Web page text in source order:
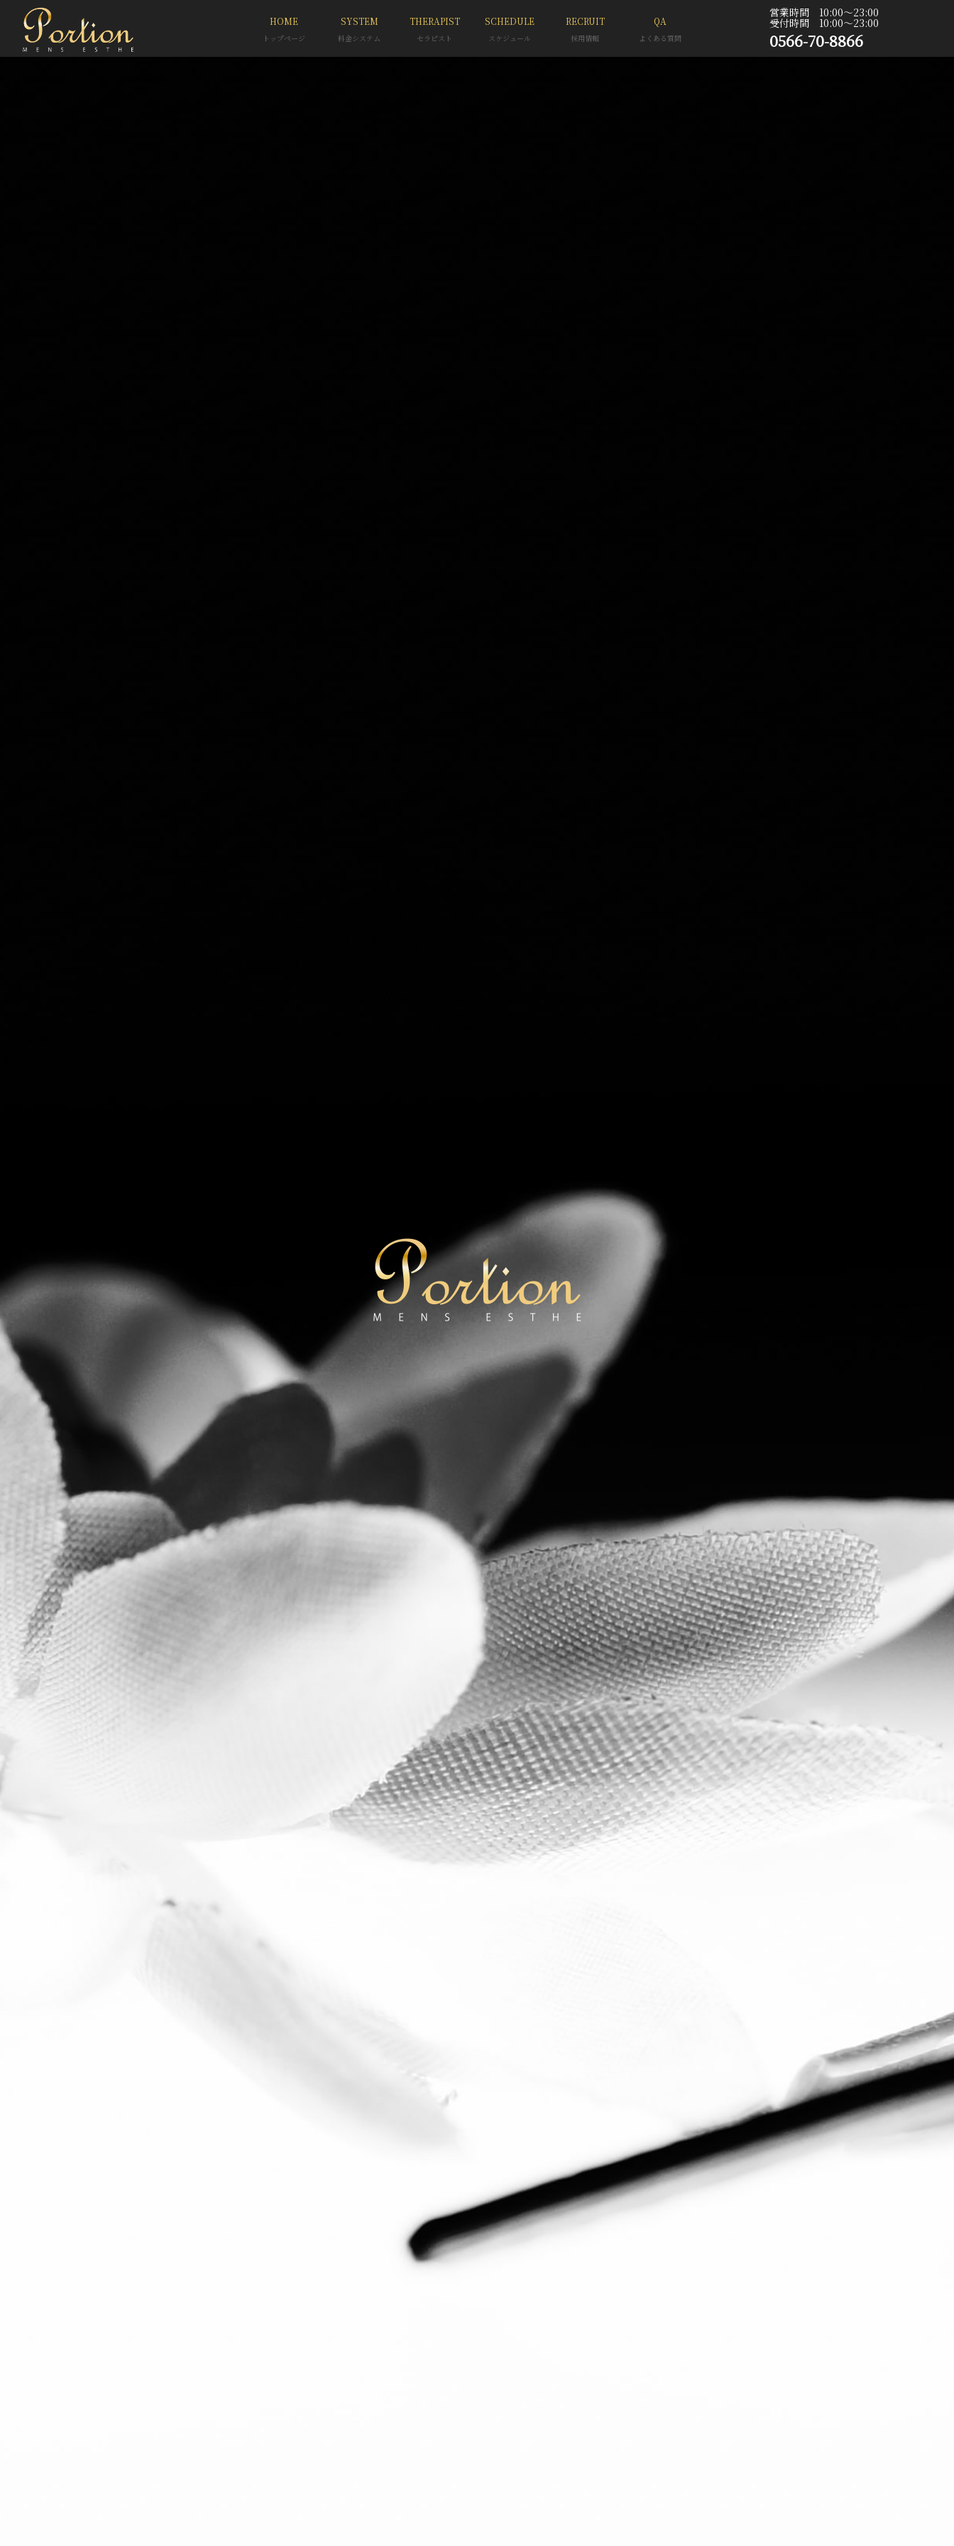
HOME
トップページ
SYSTEM
料金システム
THERAPIST
セラピスト
SCHEDULE
スケジュール
RECRUIT
採用情報
QA
よくある質問
営業時間 10:00〜23:00
受付時間 10:00〜23:00
0566-70-8866